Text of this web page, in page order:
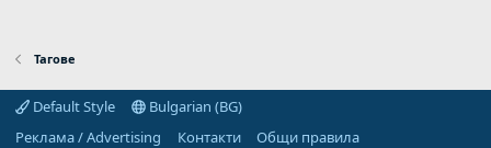
Тагове
Default Style
Bulgarian (BG)
Реклама / Advertising
Контакти
Общи правила